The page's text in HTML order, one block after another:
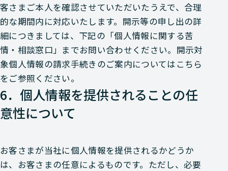
客さまご本人を確認させていただいたうえで、合理
的な期間内に対応いたします。開示等の申し出の詳
細につきましては、下記の「個人情報に関する苦
情・相談窓口」までお問い合わせください。開示対
象個人情報の請求手続きのご案内については こちら
をご参照ください。
6．個人情報を提供されることの任
意性について
お客さまが当社に個人情報を提供されるかどうか
は、お客さまの任意によるものです。ただし、必要